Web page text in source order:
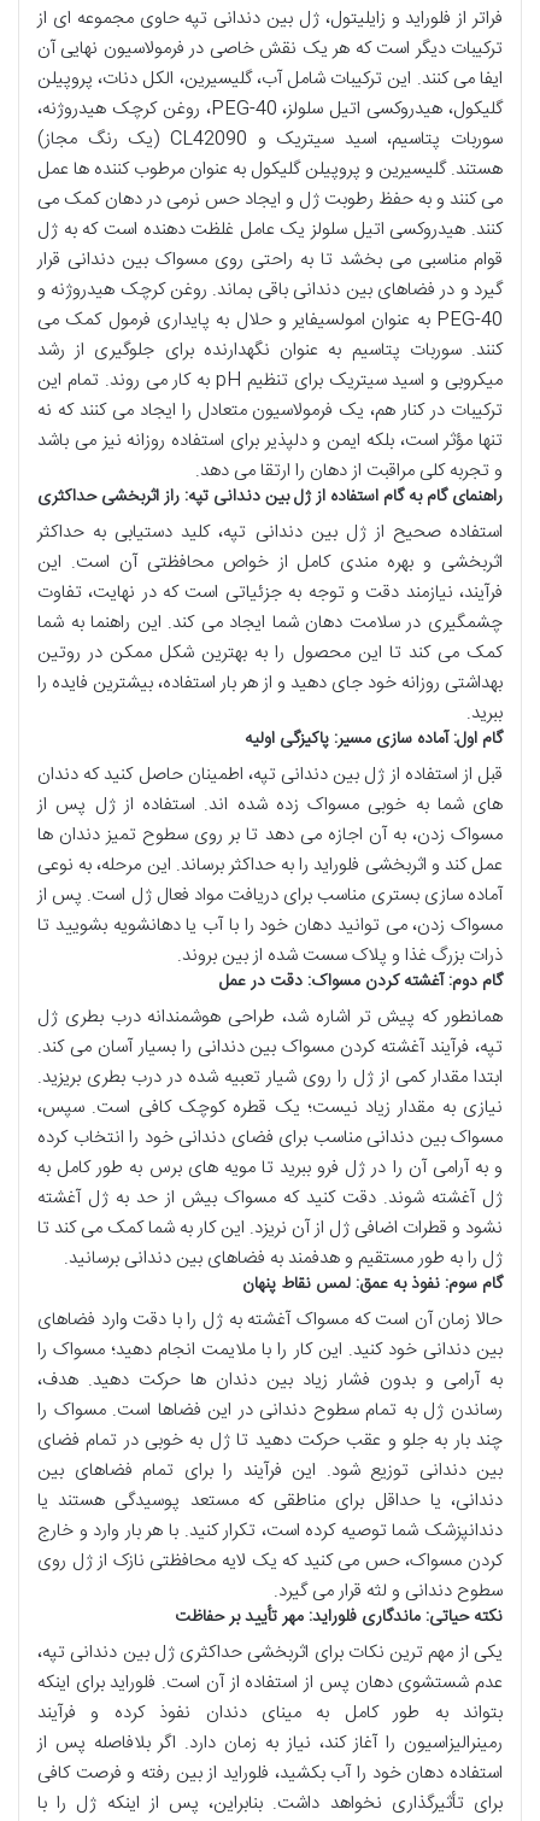
فراتر از فلوراید و زایلیتول، ژل بین دندانی تپه حاوی مجموعه ای از
ترکیبات دیگر است که هر یک نقش خاصی در فرمولاسیون نهایی آن
ایفا می کنند. این ترکیبات شامل آب، گلیسیرین، الکل دنات، پروپیلن
گلیکول، هیدروکسی اتیل سلولز، PEG-40، روغن کرچک هیدروژنه،
سوربات پتاسیم، اسید سیتریک و CL42090 (یک رنگ مجاز)
هستند. گلیسیرین و پروپیلن گلیکول به عنوان مرطوب کننده ها عمل
می کنند و به حفظ رطوبت ژل و ایجاد حس نرمی در دهان کمک می
کنند. هیدروکسی اتیل سلولز یک عامل غلظت دهنده است که به ژل
قوام مناسبی می بخشد تا به راحتی روی مسواک بین دندانی قرار
گیرد و در فضاهای بین دندانی باقی بماند. روغن کرچک هیدروژنه و
PEG-40 به عنوان امولسیفایر و حلال به پایداری فرمول کمک می
کنند. سوربات پتاسیم به عنوان نگهدارنده برای جلوگیری از رشد
میکروبی و اسید سیتریک برای تنظیم pH به کار می روند. تمام این
ترکیبات در کنار هم، یک فرمولاسیون متعادل را ایجاد می کنند که نه
تنها مؤثر است، بلکه ایمن و دلپذیر برای استفاده روزانه نیز می باشد
و تجربه کلی مراقبت از دهان را ارتقا می دهد.
راهنمای گام به گام استفاده از ژل بین دندانی تپه: راز اثربخشی حداکثری
استفاده صحیح از ژل بین دندانی تپه، کلید دستیابی به حداکثر
اثربخشی و بهره مندی کامل از خواص محافظتی آن است. این
فرآیند، نیازمند دقت و توجه به جزئیاتی است که در نهایت، تفاوت
چشمگیری در سلامت دهان شما ایجاد می کند. این راهنما به شما
کمک می کند تا این محصول را به بهترین شکل ممکن در روتین
بهداشتی روزانه خود جای دهید و از هر بار استفاده، بیشترین فایده را
ببرید.
گام اول: آماده سازی مسیر: پاکیزگی اولیه
قبل از استفاده از ژل بین دندانی تپه، اطمینان حاصل کنید که دندان
های شما به خوبی مسواک زده شده اند. استفاده از ژل پس از
مسواک زدن، به آن اجازه می دهد تا بر روی سطوح تمیز دندان ها
عمل کند و اثربخشی فلوراید را به حداکثر برساند. این مرحله، به نوعی
آماده سازی بستری مناسب برای دریافت مواد فعال ژل است. پس از
مسواک زدن، می توانید دهان خود را با آب یا دهانشویه بشویید تا
ذرات بزرگ غذا و پلاک سست شده از بین بروند.
گام دوم: آغشته کردن مسواک: دقت در عمل
همانطور که پیش تر اشاره شد، طراحی هوشمندانه درب بطری ژل
تپه، فرآیند آغشته کردن مسواک بین دندانی را بسیار آسان می کند.
ابتدا مقدار کمی از ژل را روی شیار تعبیه شده در درب بطری بریزید.
نیازی به مقدار زیاد نیست؛ یک قطره کوچک کافی است. سپس،
مسواک بین دندانی مناسب برای فضای دندانی خود را انتخاب کرده
و به آرامی آن را در ژل فرو ببرید تا مویه های برس به طور کامل به
ژل آغشته شوند. دقت کنید که مسواک بیش از حد به ژل آغشته
نشود و قطرات اضافی ژل از آن نریزد. این کار به شما کمک می کند تا
ژل را به طور مستقیم و هدفمند به فضاهای بین دندانی برسانید.
گام سوم: نفوذ به عمق: لمس نقاط پنهان
حالا زمان آن است که مسواک آغشته به ژل را با دقت وارد فضاهای
بین دندانی خود کنید. این کار را با ملایمت انجام دهید؛ مسواک را
به آرامی و بدون فشار زیاد بین دندان ها حرکت دهید. هدف،
رساندن ژل به تمام سطوح دندانی در این فضاها است. مسواک را
چند بار به جلو و عقب حرکت دهید تا ژل به خوبی در تمام فضای
بین دندانی توزیع شود. این فرآیند را برای تمام فضاهای بین
دندانی، یا حداقل برای مناطقی که مستعد پوسیدگی هستند یا
دندانپزشک شما توصیه کرده است، تکرار کنید. با هر بار وارد و خارج
کردن مسواک، حس می کنید که یک لایه محافظتی نازک از ژل روی
سطوح دندانی و لثه قرار می گیرد.
نکته حیاتی: ماندگاری فلوراید: مهر تأیید بر حفاظت
یکی از مهم ترین نکات برای اثربخشی حداکثری ژل بین دندانی تپه،
عدم شستشوی دهان پس از استفاده از آن است. فلوراید برای اینکه
بتواند به طور کامل به مینای دندان نفوذ کرده و فرآیند
رمینرالیزاسیون را آغاز کند، نیاز به زمان دارد. اگر بلافاصله پس از
استفاده دهان خود را آب بکشید، فلوراید از بین رفته و فرصت کافی
برای تأثیرگذاری نخواهد داشت. بنابراین، پس از اینکه ژل را با